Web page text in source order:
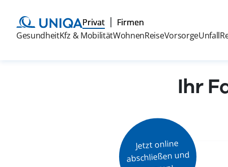
Privat Firmen
GesundheitKfz & MobilitätWohnenReiseVorsorgeUnfall
Ihr
Jetzt online
abschließen und